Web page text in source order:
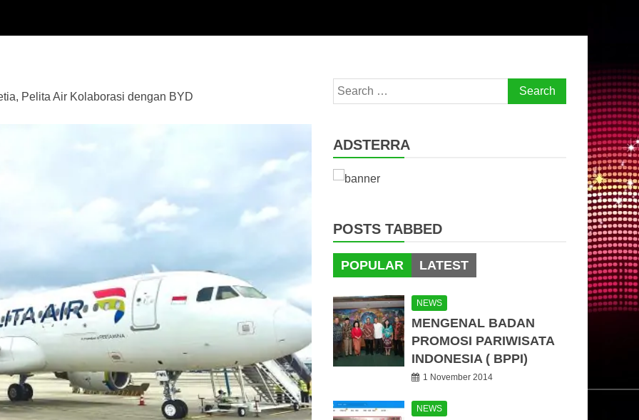
Pelita Air Kolaborasi dengan BYD
Search
for:
ADSTERRA
POSTS TABBED
POPULAR LATEST
NEWS
MENGENAL BADAN
PROMOSI PARIWISATA
INDONESIA ( BPPI)
1 November 2014
NEWS